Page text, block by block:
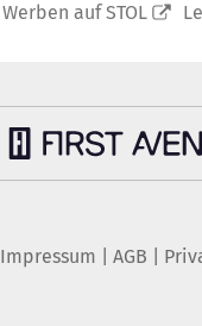
Werben auf STOL
Impressum AGB